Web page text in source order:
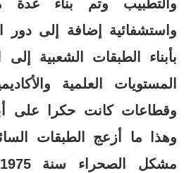
والتطبيب وتم بناء عدة
واستشفائية إضافة إلى
بأبناء الطبقات الشعبية
المستويات العلمية
وقطاعات كانت حكرا على
وهذا ما أزعج الطبقات